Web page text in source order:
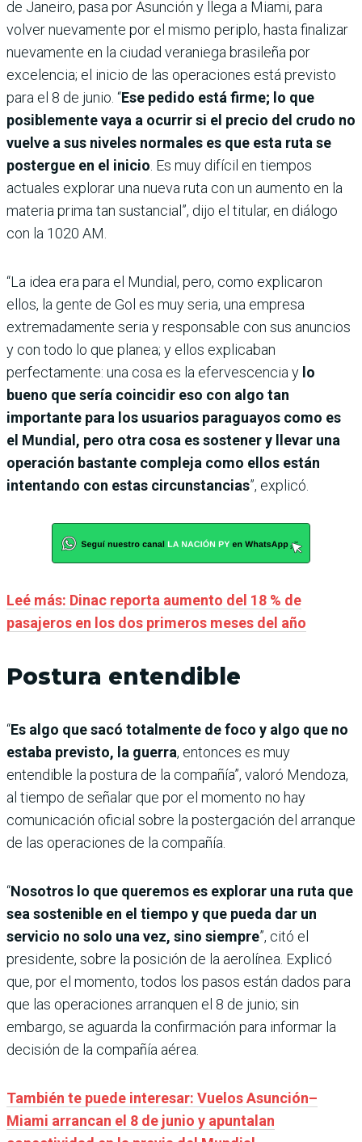
de Janeiro, pasa por Asunción y llega a Miami, para
volver nuevamente por el mismo periplo, hasta finalizar
nuevamente en la ciudad veraniega brasileña por
excelencia; el inicio de las operaciones está previsto
para el 8 de junio. “Ese pedido está firme; lo que
posiblemente vaya a ocurrir si el precio del crudo no
vuelve a sus niveles normales es que esta ruta se
postergue en el inicio . Es muy difícil en tiempos
actuales explorar una nueva ruta con un aumento en la
materia prima tan sustancial”, dijo el titular, en diálogo
con la 1020 AM.
“La idea era para el Mundial, pero, como explicaron
ellos, la gente de Gol es muy seria, una empresa
extremadamente seria y responsable con sus anuncios
y con todo lo que planea; y ellos explicaban
perfectamente: una cosa es la efervescencia y lo
bueno que sería coincidir eso con algo tan
importante para los usuarios paraguayos como es
el Mundial, pero otra cosa es sostener y llevar una
operación bastante compleja como ellos están
intentando con estas circunstancias”, explicó.
Leé más: Dinac reporta aumento del 18 % de
pasajeros en los dos primeros meses del año
Postura entendible
“Es algo que sacó totalmente de foco y algo que no
estaba previsto, la guerra, entonces es muy
entendible la postura de la compañía”, valoró Mendoza,
al tiempo de señalar que por el momento no hay
comunicación oficial sobre la postergación del arranque
de las operaciones de la compañía.
“Nosotros lo que queremos es explorar una ruta que
sea sostenible en el tiempo y que pueda dar un
servicio no solo una vez, sino siempre”, citó el
presidente, sobre la posición de la aerolínea. Explicó
que, por el momento, todos los pasos están dados para
que las operaciones arranquen el 8 de junio; sin
embargo, se aguarda la confirmación para informar la
decisión de la compañía aérea.
También te puede interesar: Vuelos Asunción–
Miami arrancan el 8 de junio y apuntalan